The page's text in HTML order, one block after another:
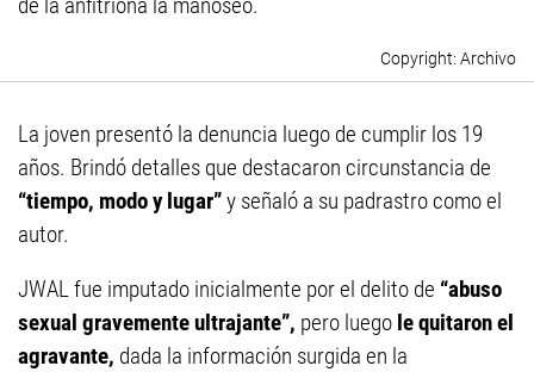
Archivo
La joven presentó la denuncia luego de cumplir los 19
años. Brindó detalles que destacaron circunstancia de
“tiempo, modo y lugar”y señaló a su padrastro como el
autor.
JWAL fue imputado inicialmente por el delito de “abuso
sexual gravemente ultrajante”, pero luego le quitaron el
agravante, dada la información surgida en la